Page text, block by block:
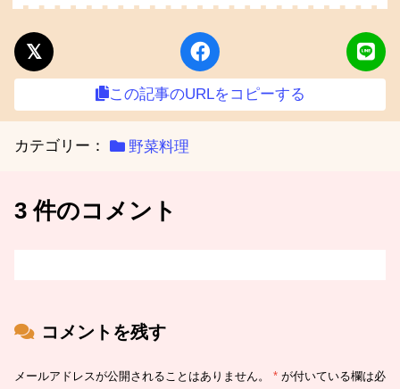
この記事のURLをコピーする
カテゴリー： 野菜料理
3 件のコメント
コメントを残す
メールアドレスが公開されることはありません。 * が付いている欄は必